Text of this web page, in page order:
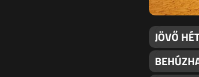
JÖVŐ